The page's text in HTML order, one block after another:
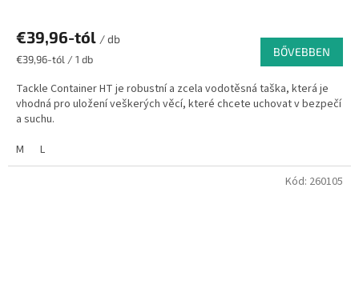
€39,96-tól / db
Egységár:
€39,96-tól / 1 db
BŐVEBBEN
Tackle Container HT je robustní a zcela vodotěsná taška, která je
vhodná pro uložení veškerých věcí, které chcete uchovat v bezpečí
a suchu.
M
L
Kód: 260105